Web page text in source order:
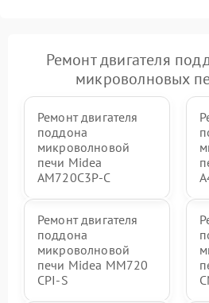
Ремонт двигателя
микроволновых
Ремонт двигателя
поддона
микроволновой
печи Midea
AM720C3P-C
Ремонт двигателя
поддона
микроволновой
печи Midea MM720
CPI-S